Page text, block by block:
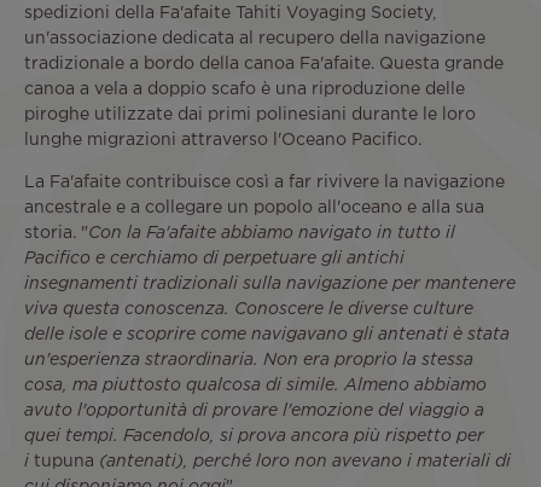
spedizioni della Fa'afaite Tahiti Voyaging Society,
un'associazione dedicata al recupero della navigazione
tradizionale a bordo della canoa Fa'afaite. Questa grande
canoa a vela a doppio scafo è una riproduzione delle
piroghe utilizzate dai primi polinesiani durante le loro
lunghe migrazioni attraverso l'Oceano Pacifico.
La Fa'afaite contribuisce così a far rivivere la navigazione
ancestrale e a collegare un popolo all'oceano e alla sua
storia. "Con la Fa'afaite abbiamo navigato in tutto il
Pacifico e cerchiamo di perpetuare gli antichi
insegnamenti tradizionali sulla navigazione per mantenere
viva questa conoscenza. Conoscere le diverse culture
delle isole e scoprire come navigavano gli antenati è stata
un'esperienza straordinaria. Non era proprio la stessa
cosa, ma piuttosto qualcosa di simile. Almeno abbiamo
avuto l'opportunità di provare l'emozione del viaggio a
quei tempi. Facendolo, si prova ancora più rispetto per
i tupuna (antenati), perché loro non avevano i materiali di